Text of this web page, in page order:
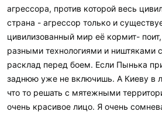
агрессора, против которой весь
страна - агрессор только и
цивилизованный мир её кормит-
разными технологиями и ништяками
расклад перед боем. Если Пынька
заднюю уже не включишь. А Киеву в
что то решать с мятежными
очень красивое лицо. Я очень